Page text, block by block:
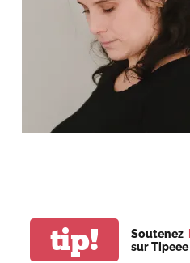
tip! Soutenez
sur Tipeee